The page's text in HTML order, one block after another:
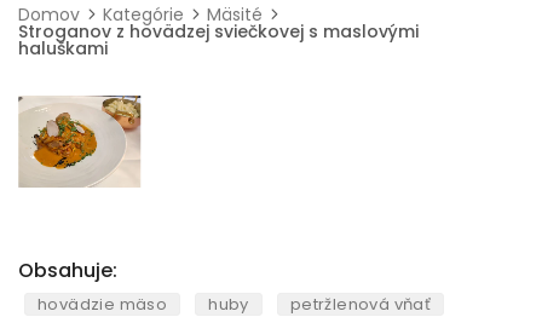
Domov Kategórie Mäsité
Stroganov z hovädzej sviečkovej s maslovými
haluškami
Obsahuje:
hovädzie mäso huby petržlenová vňať